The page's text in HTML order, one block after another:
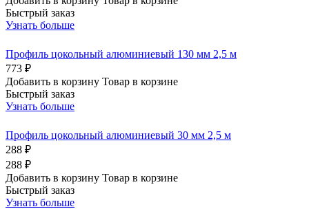
Быстрый заказ
Узнать больше
Профиль цокольный алюминиевый 130 мм 2,5 м
773 ₽
Добавить в корзину Товар в корзине
Быстрый заказ
Узнать больше
Профиль цокольный алюминиевый 30 мм 2,5 м
288 ₽
288 ₽
Добавить в корзину Товар в корзине
Быстрый заказ
Узнать больше